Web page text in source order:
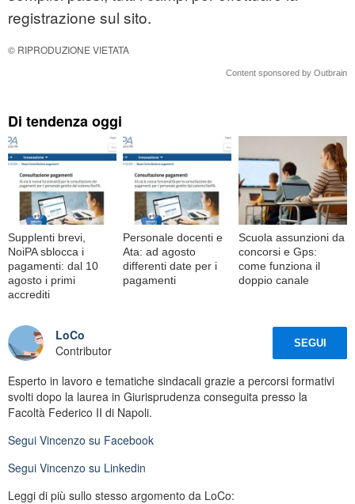
registrazione sul sito.
© RIPRODUZIONE VIETATA
Content sponsored by Outbrain
Di tendenza oggi
Supplenti brevi,
NoiPA sblocca i
pagamenti: dal 10
agosto i primi
accrediti
Personale docenti e
Ata: ad agosto
differenti date per i
pagamenti
Scuola assunzioni da
concorsi e Gps:
come funziona il
doppio canale
LoCo
Contributor
SEGUI
Esperto in lavoro e tematiche sindacali grazie a percorsi formativi
svolti dopo la laurea in Giurisprudenza conseguita presso la
Facoltà Federico II di Napoli.
Segui Vincenzo su Facebook
Segui Vincenzo su Linkedin
Leggi di più sullo stesso argomento da LoCo: